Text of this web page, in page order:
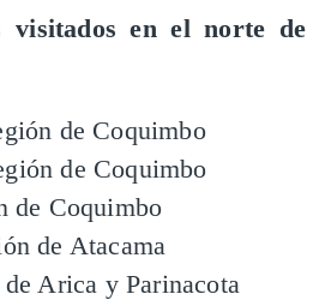
visitados en el norte de
de Coquimbo
de Coquimbo
de Coquimbo
de Atacama
Arica y Parinacota